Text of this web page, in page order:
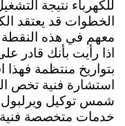
للكهرباء نتيجة
الخطوات قد يعتقد
معهم في هذه النقطة
اذا رأيت بأنك قادر
بتواريخ منتظمة فهذا
استشارة فنية تخص
شمس توكيل
خدمات متخصصة